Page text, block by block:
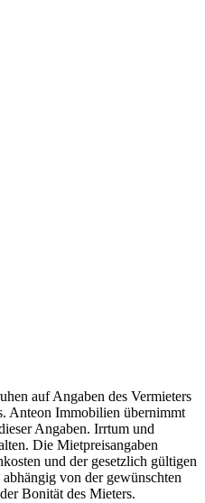
auf Angaben des Vermieters
Anteon Immobilien übernimmt
Angaben. Irrtum und
Die Mietpreisangaben
und der gesetzlich gültigen
von der gewünschten
Bonität des Mieters.